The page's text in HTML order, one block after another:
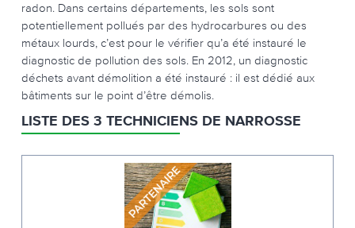
radon. Dans certains départements, les sols sont
potentiellement pollués par des hydrocarbures ou des
métaux lourds, c’est pour le vérifier qu’a été instauré le
diagnostic de pollution des sols. En 2012, un diagnostic
déchets avant démolition a été instauré : il est dédié aux
bâtiments sur le point d’être démolis.
LISTE DES 3 TECHNICIENS DE NARROSSE